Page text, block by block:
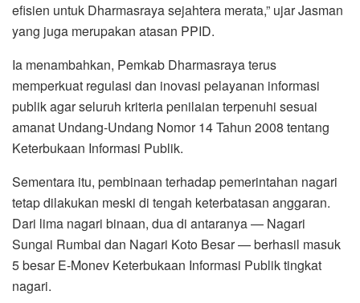
efisien untuk Dharmasraya sejahtera merata,” ujar Jasman
yang juga merupakan atasan PPID.
Ia menambahkan, Pemkab Dharmasraya terus
memperkuat regulasi dan inovasi pelayanan informasi
publik agar seluruh kriteria penilaian terpenuhi sesuai
amanat Undang-Undang Nomor 14 Tahun 2008 tentang
Keterbukaan Informasi Publik.
Sementara itu, pembinaan terhadap pemerintahan nagari
tetap dilakukan meski di tengah keterbatasan anggaran.
Dari lima nagari binaan, dua di antaranya — Nagari
Sungai Rumbai dan Nagari Koto Besar — berhasil masuk
5 besar E-Monev Keterbukaan Informasi Publik tingkat
nagari.